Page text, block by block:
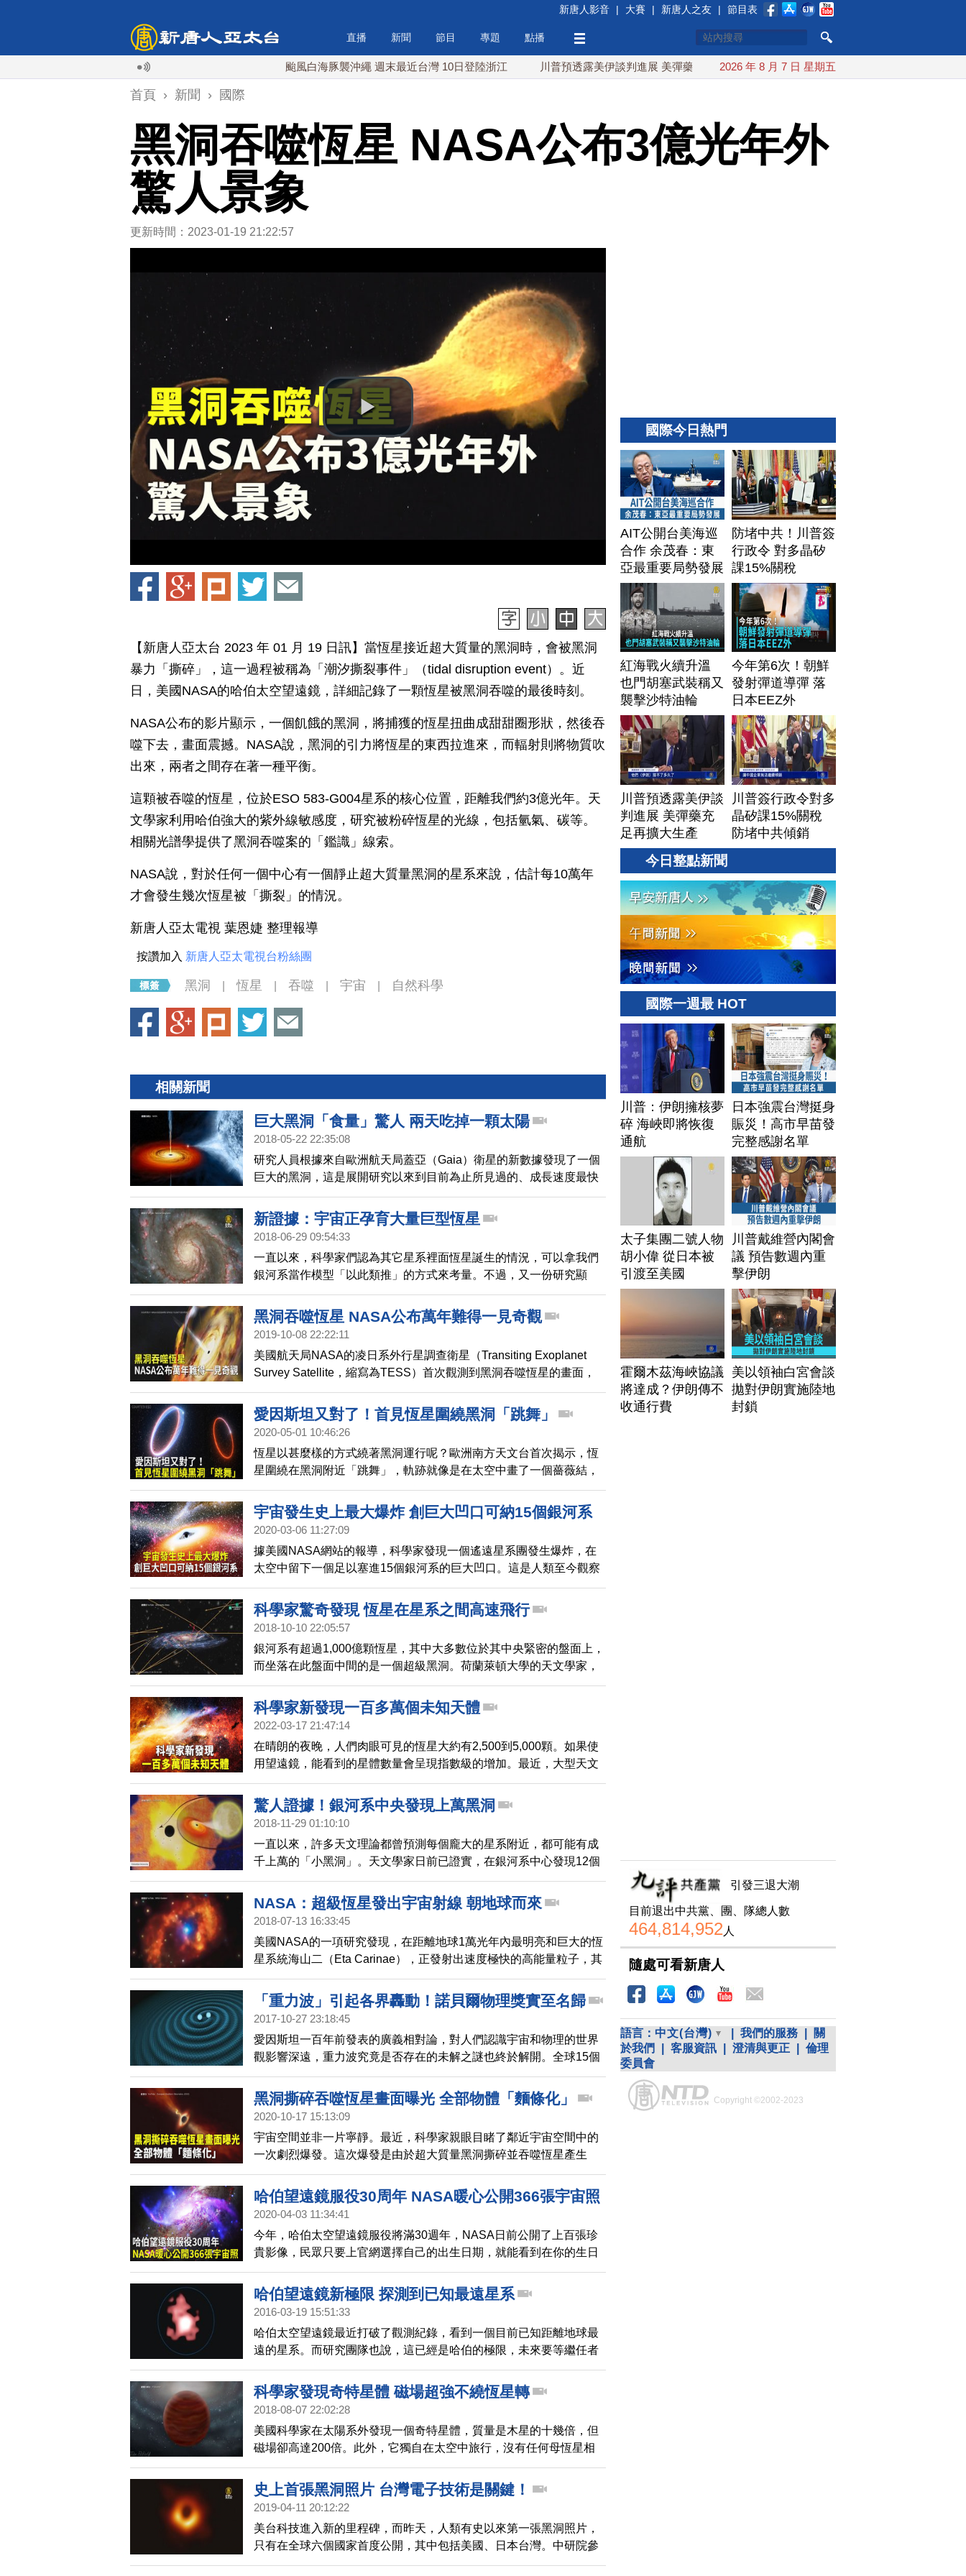
新唐人影音 | 大賽 | 新唐人之友 | 節目表
直播 新聞 節目 專題 點播
颱風白海豚襲沖繩 週末最近台灣 10日登陸浙江 川普預透露美伊談判進展 美彈藥充足再擴大生產 川普簽行政令對多晶矽課15%關稅 防堵中共
2026 年 8 月 7 日 星期五
首頁 › 新聞 › 國際
黑洞吞噬恆星 NASA公布3億光年外
驚人景象
更新時間：2023-01-19 21:22:57
【新唐人亞太台 2023 年 01 月 19 日訊】當恆星接近超大質量的黑洞時，會被黑洞
暴力「撕碎」，這一過程被稱為「潮汐撕裂事件」（tidal disruption event）。近
日，美國NASA的哈伯太空望遠鏡，詳細記錄了一顆恆星被黑洞吞噬的最後時刻。
NASA公布的影片顯示，一個飢餓的黑洞，將捕獲的恆星扭曲成甜甜圈形狀，然後吞
噬下去，畫面震撼。NASA說，黑洞的引力將恆星的東西拉進來，而輻射則將物質吹
出來，兩者之間存在著一種平衡。
這顆被吞噬的恆星，位於ESO 583-G004星系的核心位置，距離我們約3億光年。天
文學家利用哈伯強大的紫外線敏感度，研究被粉碎恆星的光線，包括氫氣、碳等。
相關光譜學提供了黑洞吞噬案的「鑑識」線索。
NASA說，對於任何一個中心有一個靜止超大質量黑洞的星系來說，估計每10萬年
才會發生幾次恆星被「撕裂」的情況。
新唐人亞太電視 葉恩婕 整理報導
按讚加入 新唐人亞太電視台粉絲團
黑洞 恆星 吞噬 宇宙 自然科學
相關新聞
巨大黑洞「食量」驚人 兩天吃掉一顆太陽
2018-05-22 22:35:08
研究人員根據來自歐洲航天局蓋亞（Gaia）衛星的新數據發現了一個
巨大的黑洞，這是展開研究以來到目前為止所見過的、成長速度最快
的黑洞，它的「食量」驚人，每兩天能吃下一個相當於我們的太陽大
小的物質。
新證據：宇宙正孕育大量巨型恆星
2018-06-29 09:54:33
一直以來，科學家們認為其它星系裡面恆星誕生的情況，可以拿我們
銀河系當作模型「以此類推」的方式來考量。不過，又一份研究顯
示，宇宙中很多星系正在誕生為數眾多的、質量有如我們的太陽八倍
甚至更大的恆星。
黑洞吞噬恆星 NASA公布萬年難得一見奇觀
2019-10-08 22:22:11
美國航天局NASA的凌日系外行星調查衛星（Transiting Exoplanet
Survey Satellite，縮寫為TESS）首次觀測到黑洞吞噬恆星的畫面，
也是萬年一遇的罕見現象。
愛因斯坦又對了！首見恆星圍繞黑洞「跳舞」
2020-05-01 10:46:26
恆星以甚麼樣的方式繞著黑洞運行呢？歐洲南方天文台首次揭示，恆
星圍繞在黑洞附近「跳舞」，軌跡就像是在太空中畫了一個薔薇結，
這個發現證明了愛因斯坦的廣義相對論中，對繞行軌道的預測。
宇宙發生史上最大爆炸 創巨大凹口可納15個銀河系
2020-03-06 11:27:09
據美國NASA網站的報導，科學家發現一個遙遠星系團發生爆炸，在
太空中留下一個足以塞進15個銀河系的巨大凹口。這是人類至今觀察
到宇宙中最強烈的爆炸，規模比先前已知的最大爆炸，還要大了5倍。
科學家驚奇發現 恆星在星系之間高速飛行
2018-10-10 22:05:57
銀河系有超過1,000億顆恆星，其中大多數位於其中央緊密的盤面上，
而坐落在此盤面中間的是一個超級黑洞。荷蘭萊頓大學的天文學家，
利用歐洲太空總署（ESA）的太空望遠鏡─蓋亞任務（Gaia）所取得
的資料，尋找高速移動、逃離銀河系的恆星，卻意外地發現飛進銀河
系的恆星，它們可能來自於其它星系。
科學家新發現一百多萬個未知天體
2022-03-17 21:47:14
在晴朗的夜晚，人們肉眼可見的恆星大約有2,500到5,000顆。如果使
用望遠鏡，能看到的星體數量會呈現指數級的增加。最近，大型天文
觀測項目組LOFAR公布了最新數據，新發現了一百多萬個未知天體。
驚人證據！銀河系中央發現上萬黑洞
2018-11-29 01:10:10
一直以來，許多天文理論都曾預測每個龐大的星系附近，都可能有成
千上萬的「小黑洞」。天文學家日前已證實，在銀河系中心發現12個
黑洞，並預估總數可能多達1萬個以上。
NASA：超級恆星發出宇宙射線 朝地球而來
2018-07-13 16:33:45
美國NASA的一項研究發現，在距離地球1萬光年內最明亮和巨大的恆
星系統海山二（Eta Carinae），正發射出速度極快的高能量粒子，其
中有一些可能會以宇宙射線的形式抵達地球。
「重力波」引起各界轟動！諾貝爾物理獎實至名歸
2017-10-27 23:18:45
愛因斯坦一百年前發表的廣義相對論，對人們認識宇宙和物理的世界
觀影響深遠，重力波究竟是否存在的未解之謎也終於解開。全球15個
國家的科學家們共同合作，不僅在2015年成功觀測到黑洞碰撞後產生
的重力波，更在今年首次觀測到由雙中子星碰撞釋放的新型重力波，
壯觀的宇宙煙火再度引起天文圈的轟動。
黑洞撕碎吞噬恆星畫面曝光 全部物體「麵條化」
2020-10-17 15:13:09
宇宙空間並非一片寧靜。最近，科學家親眼目睹了鄰近宇宙空間中的
一次劇烈爆發。這次爆發是由於超大質量黑洞撕碎並吞噬恆星產生
的。距離地球只有大約2.15億光年。雖然這聽起來很遙遠，但在巨大
的宇宙中，這個距離已經是迄今發現最近的黑洞吞噬恆星事件了。
哈伯望遠鏡服役30周年 NASA暖心公開366張宇宙照
2020-04-03 11:34:41
今年，哈伯太空望遠鏡服役將滿30週年，NASA日前公開了上百張珍
貴影像，民眾只要上官網選擇自己的出生日期，就能看到在你的生日
當天，哈伯望遠鏡所拍下的宇宙。
哈伯望遠鏡新極限 探測到已知最遠星系
2016-03-19 15:51:33
哈伯太空望遠鏡最近打破了觀測紀錄，看到一個目前已知距離地球最
遠的星系。而研究團隊也說，這已經是哈伯的極限，未來要等繼任者
韋伯望遠鏡(James Webb Space Telescope，JWST)來測得更多的星
系。
科學家發現奇特星體 磁場超強不繞恆星轉
2018-08-07 22:02:28
美國科學家在太陽系外發現一個奇特星體，質量是木星的十幾倍，但
磁場卻高達200倍。此外，它獨自在太空中旅行，沒有任何母恆星相
伴。
史上首張黑洞照片 台灣電子技術是關鍵！
2019-04-11 20:12:22
美台科技進入新的里程碑，而昨天，人類有史以來第一張黑洞照片，
只有在全球六個國家首度公開，其中包括美國、日本台灣。中研院參
與歷時8年時間研究，公開直播人類史上首張「直接觀測」黑洞影像，
國際今日熱門
AIT公開台美海巡
合作 余茂春：東
亞最重要局勢發展
防堵中共！川普簽
行政令 對多晶矽
課15%關稅
紅海戰火續升溫
也門胡塞武裝稱又
襲擊沙特油輪
今年第6次！朝鮮
發射彈道導彈 落
日本EEZ外
川普預透露美伊談
判進展 美彈藥充
足再擴大生產
川普簽行政令對多
晶矽課15%關稅
防堵中共傾銷
今日整點新聞
國際一週最 HOT
川普：伊朗擁核夢
碎 海峽即將恢復
通航
日本強震台灣挺身
賑災！高市早苗發
完整感謝名單
太子集團二號人物
胡小偉 從日本被
引渡至美國
川普戴維營內閣會
議 預告數週內重
擊伊朗
霍爾木茲海峽協議
將達成？伊朗傳不
收通行費
美以領袖白宮會談
拋對伊朗實施陸地
封鎖
引發三退大潮
目前退出中共黨、團、隊總人數
464,814,952 人
隨處可看新唐人
語言： 中文(台灣) 我們的服務
關
於我們
客服資訊 澄清與更正
倫理
委員會
Copyright ©2002-2023